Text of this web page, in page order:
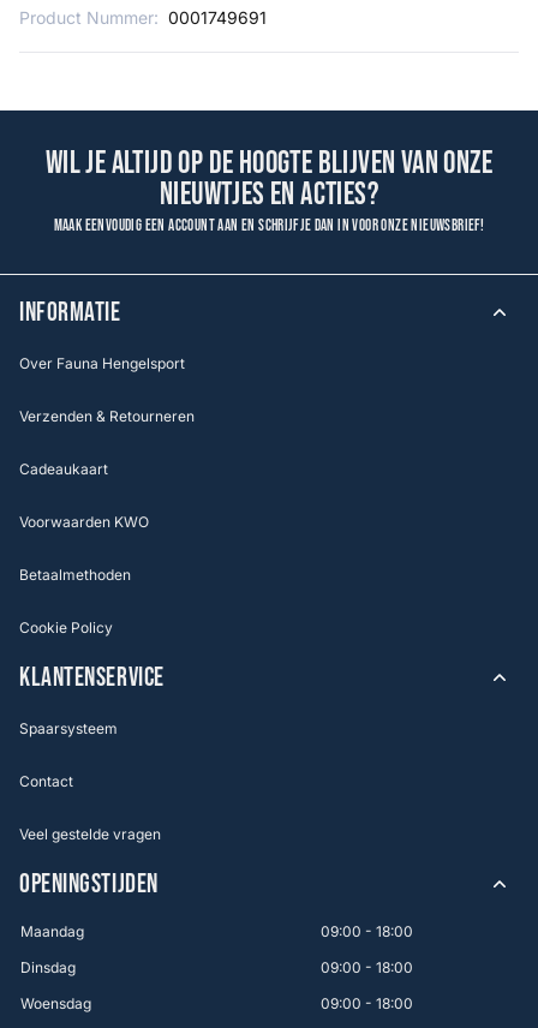
Product Nummer: 0001749691
Wil je altijd op de hoogte blijven van onze
nieuwtjes en acties?
Maak eenvoudig een account aan en schrijf je dan in voor onze nieuwsbrief!
INFORMATIE
Over Fauna Hengelsport
Verzenden & Retourneren
Cadeaukaart
Voorwaarden KWO
Betaalmethoden
Cookie Policy
KLANTENSERVICE
Spaarsysteem
Contact
Veel gestelde vragen
OPENINGSTIJDEN
Maandag
09:00 - 18:00
Dinsdag
09:00 - 18:00
Woensdag
09:00 - 18:00